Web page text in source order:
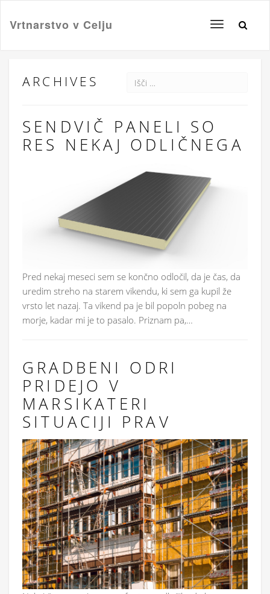
Toggle
Vrtnarstvo v Celju
ARCHIVES
SENDVIČ PANELI SO
RES NEKAJ ODLIČNEGA
Pred nekaj meseci sem se končno odločil, da je čas, da
uredim streho na starem vikendu, ki sem ga kupil že
vrsto let nazaj. Ta vikend pa je bil popoln pobeg na
morje, kadar mi je to pasalo. Priznam pa,…
GRADBENI ODRI
PRIDEJO V
MARSIKATERI
SITUACIJI PRAV